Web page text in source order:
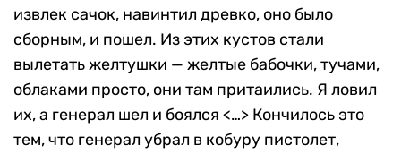
извлек сачок, навинтил древко, оно было
сборным, и пошел. Из этих кустов стали
вылетать желтушки — желтые бабочки, тучами,
облаками просто, они там притаились. Я ловил
их, а генерал шел и боялся <…> Кончилось это
тем, что генерал убрал в кобуру пистолет,